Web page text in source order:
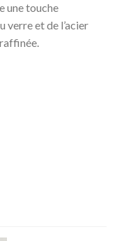
une touche
verre et de l’acier